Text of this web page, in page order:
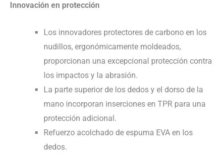
Innovación en protección
Los innovadores protectores de carbono en los
nudillos, ergonómicamente moldeados,
proporcionan una excepcional protección contra
los impactos y la abrasión.
La parte superior de los dedos y el dorso de la
mano incorporan inserciones en TPR para una
protección adicional.
Refuerzo acolchado de espuma EVA en los
dedos.